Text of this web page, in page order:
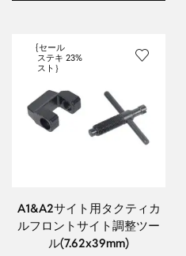
{セール
ステキ
スト｝
23%
A1&A2サイト用タクティカ
ルフロントサイト調整ツー
ル(7.62x39mm)